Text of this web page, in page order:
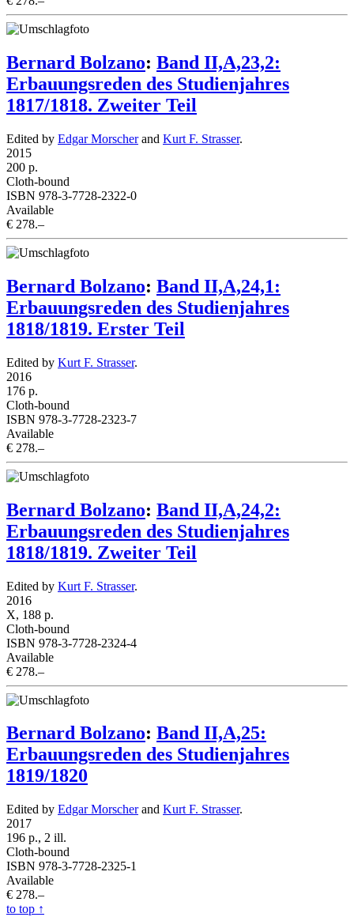
Bernard Bolzano: Band II,A,23,2:
Erbauungsreden des Studienjahres
1817/1818. Zweiter Teil
Edited by Edgar Morscherand Kurt F. Strasser.
2015
200 p.
Cloth-bound
ISBN 978-3-7728-2322-0
Available
€ 278.–
Bernard Bolzano: Band II,A,24,1:
Erbauungsreden des Studienjahres
1818/1819. Erster Teil
Edited by Kurt F. Strasser.
2016
176 p.
Cloth-bound
ISBN 978-3-7728-2323-7
Available
€ 278.–
Bernard Bolzano: Band II,A,24,2:
Erbauungsreden des Studienjahres
1818/1819. Zweiter Teil
Edited by Kurt F. Strasser.
2016
X, 188 p.
Cloth-bound
ISBN 978-3-7728-2324-4
Available
€ 278.–
Bernard Bolzano: Band II,A,25:
Erbauungsreden des Studienjahres
1819/1820
Edited by Edgar Morscherand Kurt F. Strasser.
2017
196 p., 2 ill.
Cloth-bound
ISBN 978-3-7728-2325-1
Available
€ 278.–
to top ↑